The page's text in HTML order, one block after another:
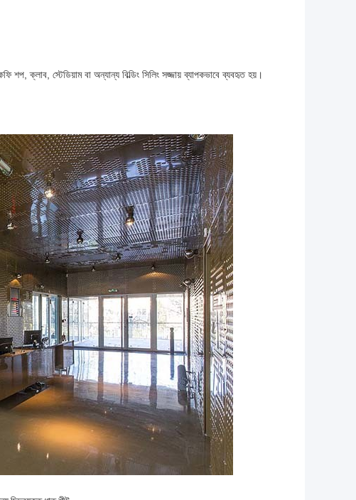
শপ, ক্লাব, স্টেডিয়াম বা অন্যান্য বিল্ডিং সিলিং সজ্জায় ব্যাপকভাবে ব্যবহৃত হয়।